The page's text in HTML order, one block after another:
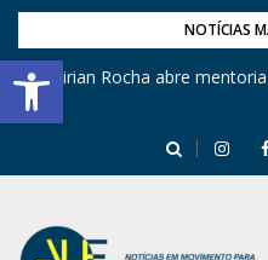
Barra de Ferramentas Aberta
NOTÍCIAS
Mirian Rocha abre